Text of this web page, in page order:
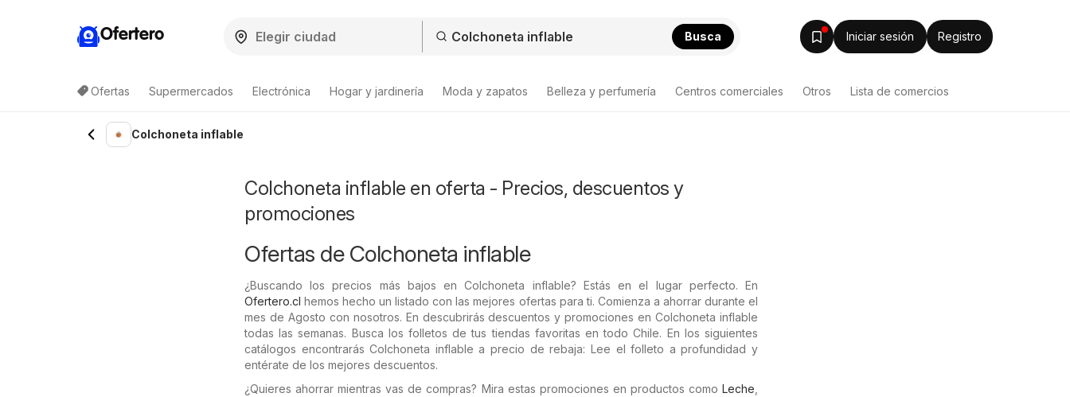
Ofertero Busca Iniciar sesión Registro
Ofertas Supermercados Electrónica Hogar y jardinería Moda y zapatos Belleza y perfumería Centros comerciales Otros Lista de comercios
Lista de productosColchoneta inflable
Colchoneta inflable en oferta - Precios, descuentos y
promociones
Ofertas de Colchoneta inflable
¿Buscando los precios más bajos en Colchoneta inflable? Estás en el lugar perfecto. En
Ofertero.cl hemos hecho un listado con las mejores ofertas para ti. Comienza a ahorrar durante el
mes de Agosto con nosotros. En descubrirás descuentos y promociones en Colchoneta inflable
todas las semanas. Busca los folletos de tus tiendas favoritas en todo Chile. En los siguientes
catálogos encontrarás Colchoneta inflable a precio de rebaja: Lee el folleto a profundidad y
entérate de los mejores descuentos.
¿Quieres ahorrar mientras vas de compras? Mira estas promociones en productos como Leche